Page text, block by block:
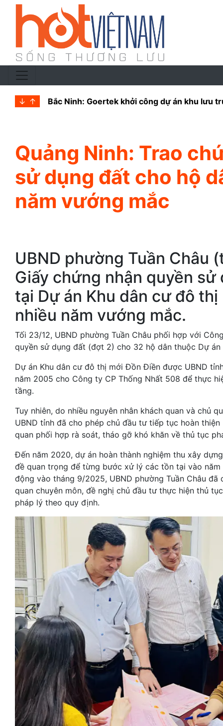
↓ ↑ Thái Nguyên giao hơn 60.000m2 đất triển
Quảng Ninh: Trao
sử dụng đất cho hộ
năm vướng mắc
UBND phường Tuần Châu
Giấy chứng nhận quyền
tại Dự án Khu dân cư đô
nhiều năm vướng mắc.
Tối 23/12, UBND phường Tuần Châu phối hợp với
quyền sử dụng đất (đợt 2) cho 32 hộ dân thuộc Dự
Dự án Khu dân cư đô thị mới Đồn Điền được UBND
năm 2005 cho Công ty CP Thống Nhất 508 để thực
tầng.
Tuy nhiên, do nhiều nguyên nhân khách quan và chủ
UBND tỉnh đã cho phép chủ đầu tư tiếp tục hoàn
quan phối hợp rà soát, tháo gỡ khó khăn về thủ tục
Đến năm 2020, dự án hoàn thành nghiệm thu xây
đề quan trọng để từng bước xử lý các tồn tại vào
động vào tháng 9/2025, UBND phường Tuần Châu
quan chuyên môn, đề nghị chủ đầu tư thực hiện thủ
pháp lý theo quy định.